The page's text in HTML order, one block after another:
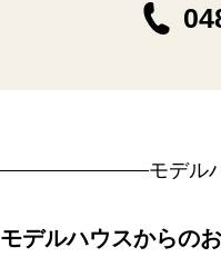
モデル
モデルハウスからの